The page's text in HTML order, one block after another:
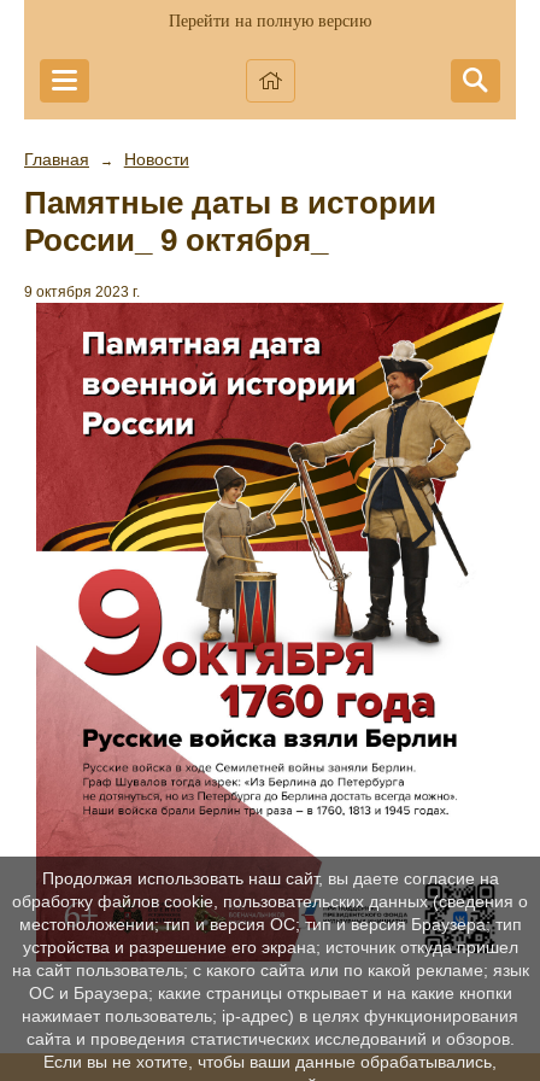
Перейти на полную версию
Главная → Новости
Памятные даты в истории
России_ 9 октября_
9 октября 2023 г.
Продолжая использовать наш сайт, вы даете согласие на
обработку файлов cookie, пользовательских данных (сведения о
местоположении; тип и версия ОС; тип и версия Браузера; тип
устройства и разрешение его экрана; источник откуда пришел
на сайт пользователь; с какого сайта или по какой рекламе; язык
ОС и Браузера; какие страницы открывает и на какие кнопки
нажимает пользователь; ip-адрес) в целях функционирования
сайта и проведения статистических исследований и обзоров.
Если вы не хотите, чтобы ваши данные обрабатывались,